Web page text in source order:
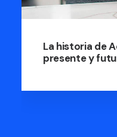
La historia de
presente y